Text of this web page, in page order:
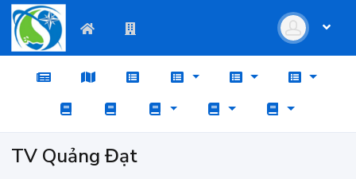
TV Quảng Đạt